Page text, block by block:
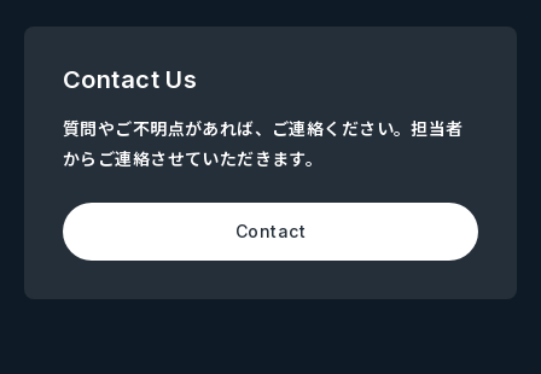
Contact Us
質問やご不明点があれば、ご連絡ください。担当者
からご連絡させていただきます。
Contact